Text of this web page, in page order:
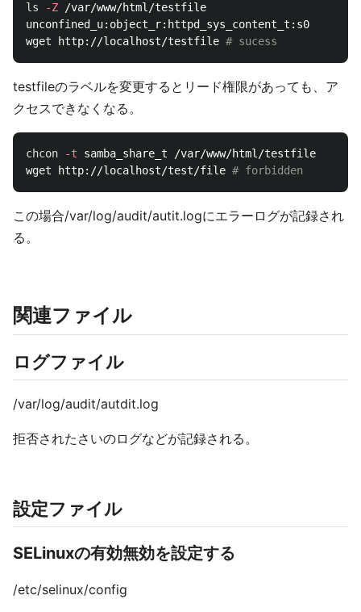
ls -Z /var/www/html/testfile
unconfined_u:object_r:httpd_sys_content_t:s0
wget http://localhost/testfile # sucess
testfileのラベルを変更するとリード権限があっても、ア
クセスできなくなる。
chcon -t samba_share_t /var/www/html/testfile
wget http://localhost/test/file # forbidden
この場合/var/log/audit/autit.logにエラーログが記録され
る。
関連ファイル
ログファイル
/var/log/audit/autdit.log
拒否されたさいのログなどが記録される。
設定ファイル
SELinuxの有効無効を設定する
/etc/selinux/config